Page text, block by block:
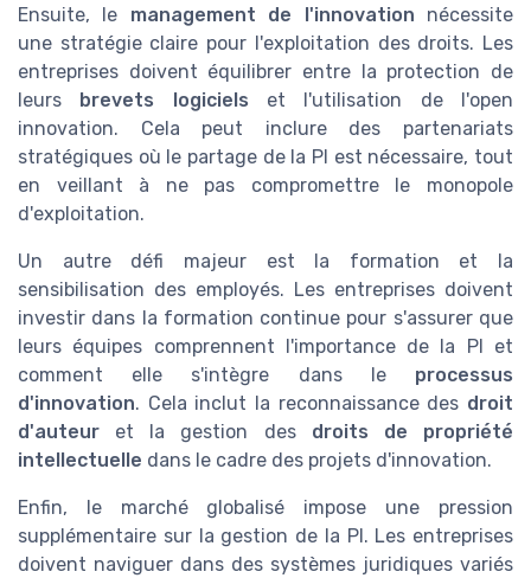
Ensuite, le management de l'innovation nécessite
une stratégie claire pour l'exploitation des droits. Les
entreprises doivent équilibrer entre la protection de
leurs
brevets logiciels et l'utilisation de l'open
innovation. Cela peut inclure des partenariats
stratégiques où le partage de la PI est nécessaire, tout
en veillant à ne pas compromettre le monopole
d'exploitation.
Un autre défi majeur est la formation et la
sensibilisation des employés. Les entreprises doivent
investir dans la formation continue pour s'assurer que
leurs équipes comprennent l'importance de la PI et
comment elle s'intègre dans le processus
d'innovation. Cela inclut la reconnaissance des droit
d'auteur et la gestion des droits de propriété
intellectuelle dans le cadre des projets d'innovation.
Enfin, le marché globalisé impose une pression
supplémentaire sur la gestion de la PI. Les entreprises
doivent naviguer dans des systèmes juridiques variés